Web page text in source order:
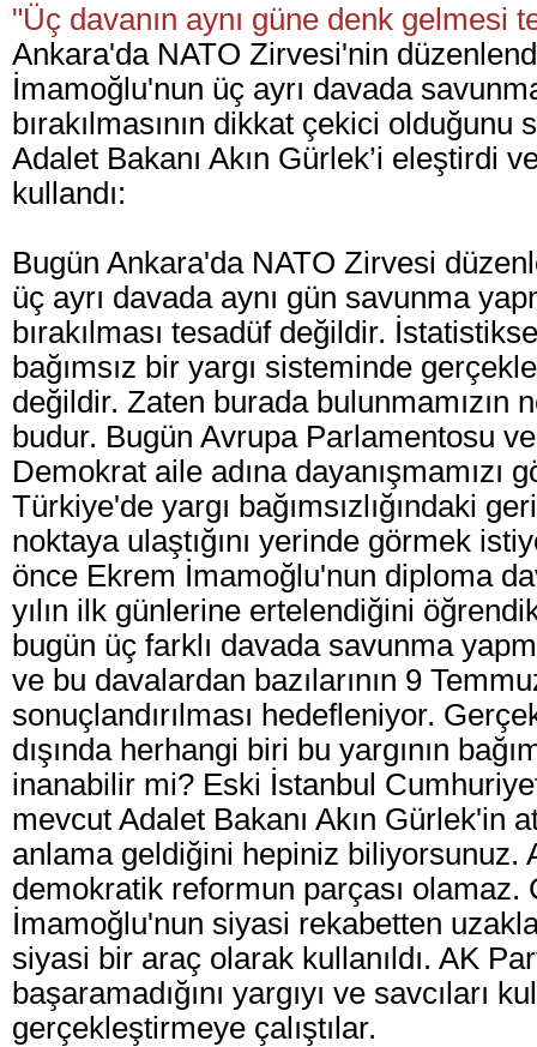
"Üç davanın aynı güne denk gelmesi
Ankara'da NATO Zirvesi'nin
İmamoğlu'nun üç ayrı davada
bırakılmasının dikkat çekici olduğunu
Adalet Bakanı Akın Gürlek’i eleştirdi
kullandı:
Bugün Ankara'da NATO Zirvesi
üç ayrı davada aynı gün savunma
bırakılması tesadüf değildir.
bağımsız bir yargı sisteminde
değildir. Zaten burada bulunmamızın
budur. Bugün Avrupa Parlamentosu
Demokrat aile adına dayanışmamızı
Türkiye'de yargı bağımsızlığındaki
noktaya ulaştığını yerinde görmek
önce Ekrem İmamoğlu'nun diploma
yılın ilk günlerine ertelendiğini
bugün üç farklı davada savunma
ve bu davalardan bazılarının 9
sonuçlandırılması hedefleniyor.
dışında herhangi biri bu yargının
inanabilir mi? Eski İstanbul
mevcut Adalet Bakanı Akın Gürlek'in
anlama geldiğini hepiniz biliyorsunuz.
demokratik reformun parçası olamaz.
İmamoğlu'nun siyasi rekabetten
siyasi bir araç olarak kullanıldı. AK
başaramadığını yargıyı ve savcıları
gerçekleştirmeye çalıştılar.